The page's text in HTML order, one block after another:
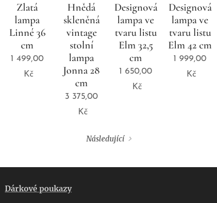
Zlatá
lampa
Linné 36
cm
1 499,00
Kč
Hnědá
skleněná
vintage
stolní
lampa
Jonna 28
cm
3 375,00
Kč
Designová
lampa ve
tvaru listu
Elm 32,5
cm
1 650,00
Kč
Designová
lampa ve
tvaru listu
Elm 42 cm
1 999,00
Kč
Následující
Dárkové poukazy